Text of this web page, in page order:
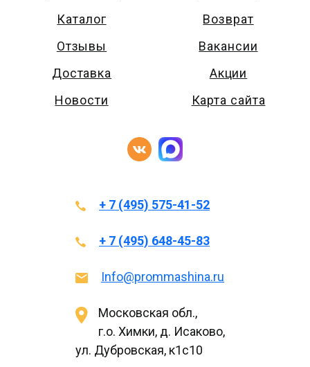
Каталог
Отзывы
Доставка
Новости
Возврат
Вакансии
Акции
Карта сайта
+ 7 (495) 575-41-52
+ 7 (495) 648-45-83
Info@prommashina.ru
Московская обл.,
г.о. Химки, д. Исаково,
ул. Дубровская, к1с10